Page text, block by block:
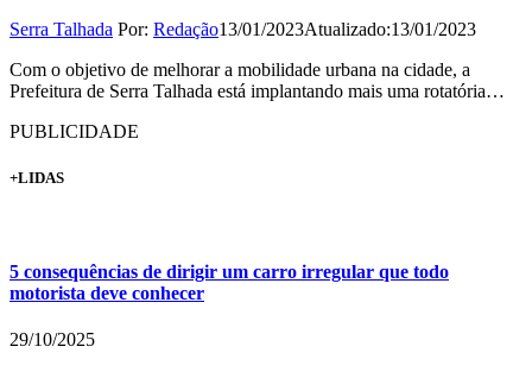
Serra Talhada Por: Redação13/01/2023Atualizado:13/01/2023
Com o objetivo de melhorar a mobilidade urbana na cidade, a
Prefeitura de Serra Talhada está implantando mais uma rotatória…
PUBLICIDADE
+LIDAS
5 consequências de dirigir um carro irregular que todo
motorista deve conhecer
29/10/2025